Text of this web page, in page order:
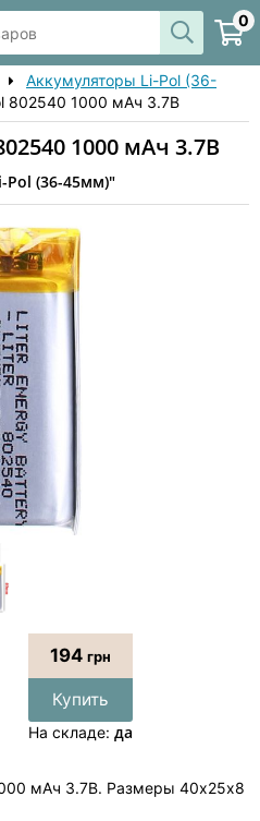
0
Аккумуляторы Li-Pol (36-
802540 1000 мАч 3.7В
1000 мАч 3.7В
Pol (36-45мм)"
194 грн
Купить
На складе: да
мАч 3.7В. Размеры 40х25х8